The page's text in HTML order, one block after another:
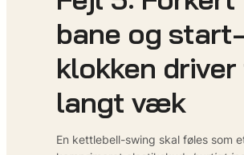
bane og
klokken
langt væk
En kettlebell-swing skal føles som